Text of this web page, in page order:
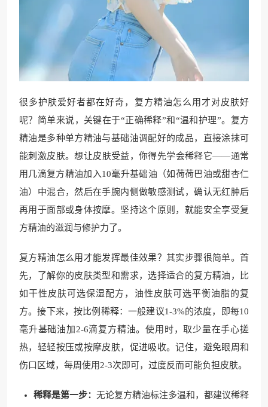
很多护肤爱好者都在好奇，复方精油怎么用才对皮肤好
呢？简单来说，关键在于“正确稀释”和“温和护理”。复方
精油是多种单方精油与基础油调配好的成品，直接涂抹可
能刺激皮肤。想让皮肤受益，你得先学会稀释它——通常
用几滴复方精油加入10毫升基础油（如荷荷巴油或甜杏仁
油）中混合，然后在手腕内侧做敏感测试，确认无红肿后
再用于面部或身体按摩。坚持这个原则，就能安全享受复
方精油的滋润与修护力了。
复方精油怎么用才能发挥最佳效果？其实步骤很简单。首
先，了解你的皮肤类型和需求，选择适合的复方精油，比
如干性皮肤可选保湿配方，油性皮肤可选平衡油脂的复
方。接下来，按比例稀释：一般建议1-3%的浓度，即每10
毫升基础油加2-6滴复方精油。使用时，取少量在手心搓
热，轻轻按压或按摩皮肤，促进吸收。记住，避免眼周和
伤口区域，每周使用2-3次即可，过度反而可能负担皮肤。
稀释是第一步： 无论复方精油标注多温和，都建议稀释